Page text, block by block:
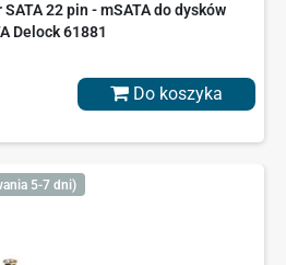
22 pin - mSATA do dysków
Delock 61881
Do koszyka
5-7 dni)